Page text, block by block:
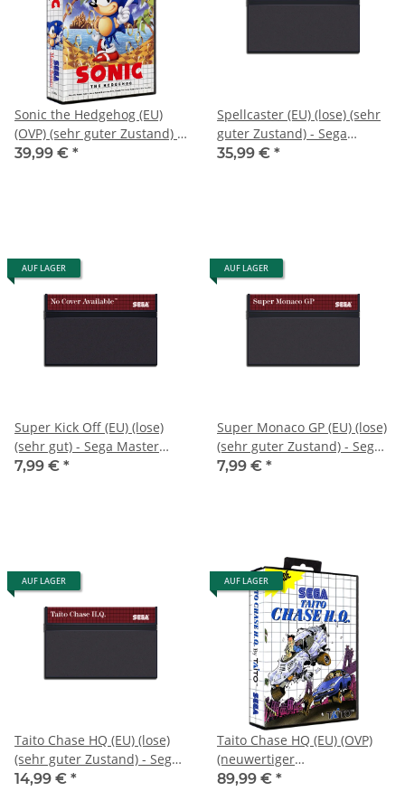
Sonic the Hedgehog (EU)
(OVP) (sehr guter Zustand) -
Sega Master System
39,99 € *
Spellcaster (EU) (lose) (sehr
guter Zustand) - Sega
Master System
35,99 € *
AUF LAGER
Super Kick Off (EU) (lose)
(sehr gut) - Sega Master
System
7,99 € *
AUF LAGER
Super Monaco GP (EU) (lose)
(sehr guter Zustand) - Sega
Master System
7,99 € *
AUF LAGER
Taito Chase HQ (EU) (lose)
(sehr guter Zustand) - Sega
Master System
14,99 € *
AUF LAGER
Taito Chase HQ (EU) (OVP)
(neuwertiger
Sammlerzustand) - Sega
89,99 € *